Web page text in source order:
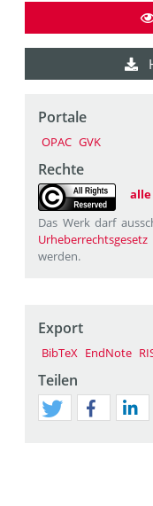
Portale
OPAC GVK
Rechte
Das Werk darf
Urheberrechtsgesetz
werden.
Export
BibTeX EndNote
Teilen